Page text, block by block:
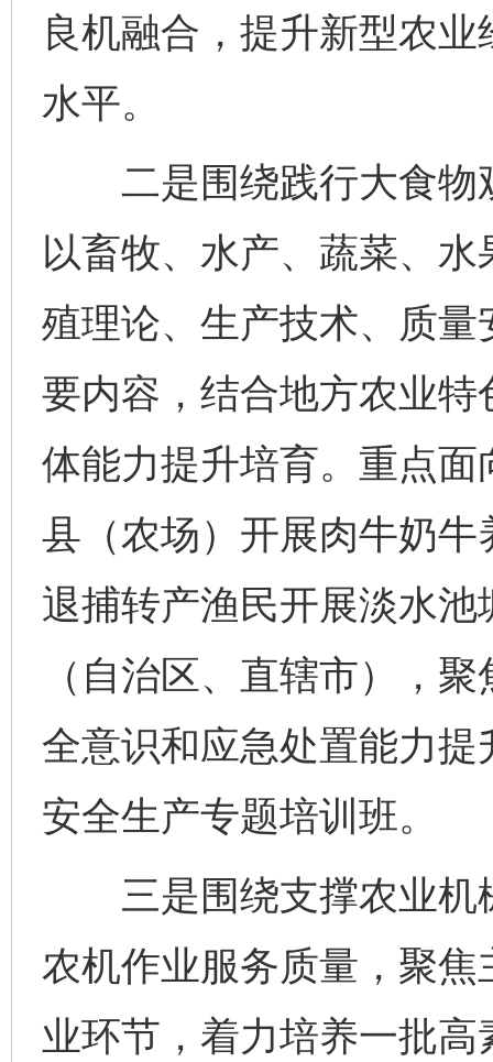
良机融合，提升新型农
水平。
二是围绕践行大食物
以畜牧、水产、蔬菜、
殖理论、生产技术、质
要内容，结合地方农业
体能力提升培育。重点
县（农场）开展肉牛奶
退捕转产渔民开展淡水
（自治区、直辖市），
全意识和应急处置能力
安全生产专题培训班。
三是围绕支撑农业机
农机作业服务质量，聚
业环节，着力培养一批